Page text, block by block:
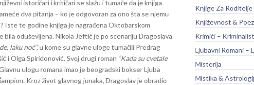
istoričari i kritičari se slažu i tumače da je knjiga
dva pitanja – ko je odgovoran za ono šta se njemu
Iste te godine knjiga je nagrađena Oktobarskom
bila oduševljena. Nikola Jeftić je po scenariju Dragoslava
laku noć”,u kome su glavne uloge tumačili Predrag
i Olga Spiridonović. Svoj drugi roman “Kada su cvetale
ulogu romana imao je beogradski bokser Ljuba
Kroz život glavnog junaka, Dragoslav je obradio
Knjige Za Roditelje
Književnost &
Krimići –
Ljubavni Romani –
Misterija
Mistika &